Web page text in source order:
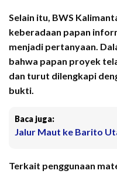
Selain itu, BWS
keberadaan papan
menjadi pertanyaan.
bahwa papan proyek
dan turut dilengkapi
bukti.
Baca juga:
Jalur Maut ke Barito
Terkait penggunaan